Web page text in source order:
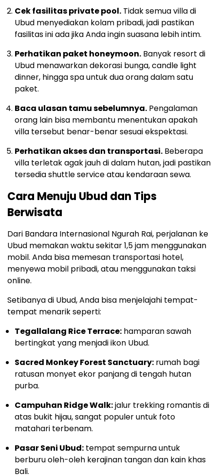
Cek fasilitas private pool. Tidak semua villa di
Ubud menyediakan kolam pribadi, jadi pastikan
fasilitas ini ada jika Anda ingin suasana lebih intim.
Perhatikan paket honeymoon. Banyak resort di
Ubud menawarkan dekorasi bunga, candle light
dinner, hingga spa untuk dua orang dalam satu
paket.
Baca ulasan tamu sebelumnya. Pengalaman
orang lain bisa membantu menentukan apakah
villa tersebut benar-benar sesuai ekspektasi.
Perhatikan akses dan transportasi. Beberapa
villa terletak agak jauh di dalam hutan, jadi pastikan
tersedia shuttle service atau kendaraan sewa.
Cara Menuju Ubud dan Tips
Berwisata
Dari Bandara Internasional Ngurah Rai, perjalanan ke
Ubud memakan waktu sekitar 1,5 jam menggunakan
mobil. Anda bisa memesan transportasi hotel,
menyewa mobil pribadi, atau menggunakan taksi
online.
Setibanya di Ubud, Anda bisa menjelajahi tempat-
tempat menarik seperti:
Tegallalang Rice Terrace: hamparan sawah
bertingkat yang menjadi ikon Ubud.
Sacred Monkey Forest Sanctuary: rumah bagi
ratusan monyet ekor panjang di tengah hutan
purba.
Campuhan Ridge Walk:jalur trekking romantis di
atas bukit hijau, sangat populer untuk foto
matahari terbenam.
Pasar Seni Ubud: tempat sempurna untuk
berburu oleh-oleh kerajinan tangan dan kain khas
Bali.